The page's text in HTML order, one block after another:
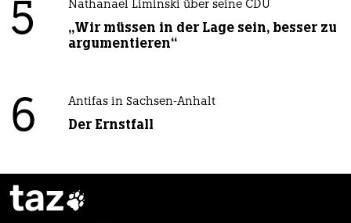
5 Nathanael Liminski über seine CDU
„Wir müssen in der Lage sein, besser zu
argumentieren“
6 Antifas in Sachsen-Anhalt
Der Ernstfall
taz